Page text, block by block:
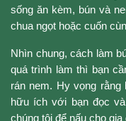
sống ăn kèm, bún và
chua ngọt hoặc cuốn
Nhìn chung, cách làm
quá trình làm thì bạn
rán nem. Hy vọng rằng
hữu ích với bạn đọc
chúng tôi để nấu cho